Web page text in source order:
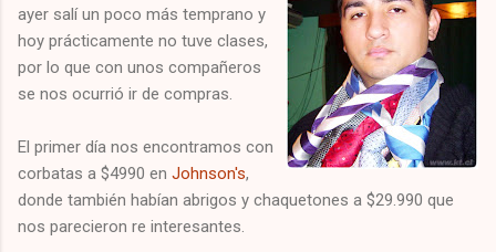
ayer salí un poco más temprano y
hoy prácticamente no tuve clases,
por lo que con unos compañeros
se nos ocurrió ir de compras.
El primer día nos encontramos con
corbatas a $4990 en Johnson's,
donde también habían abrigos y chaquetones a $29.990 que
nos parecieron re interesantes.